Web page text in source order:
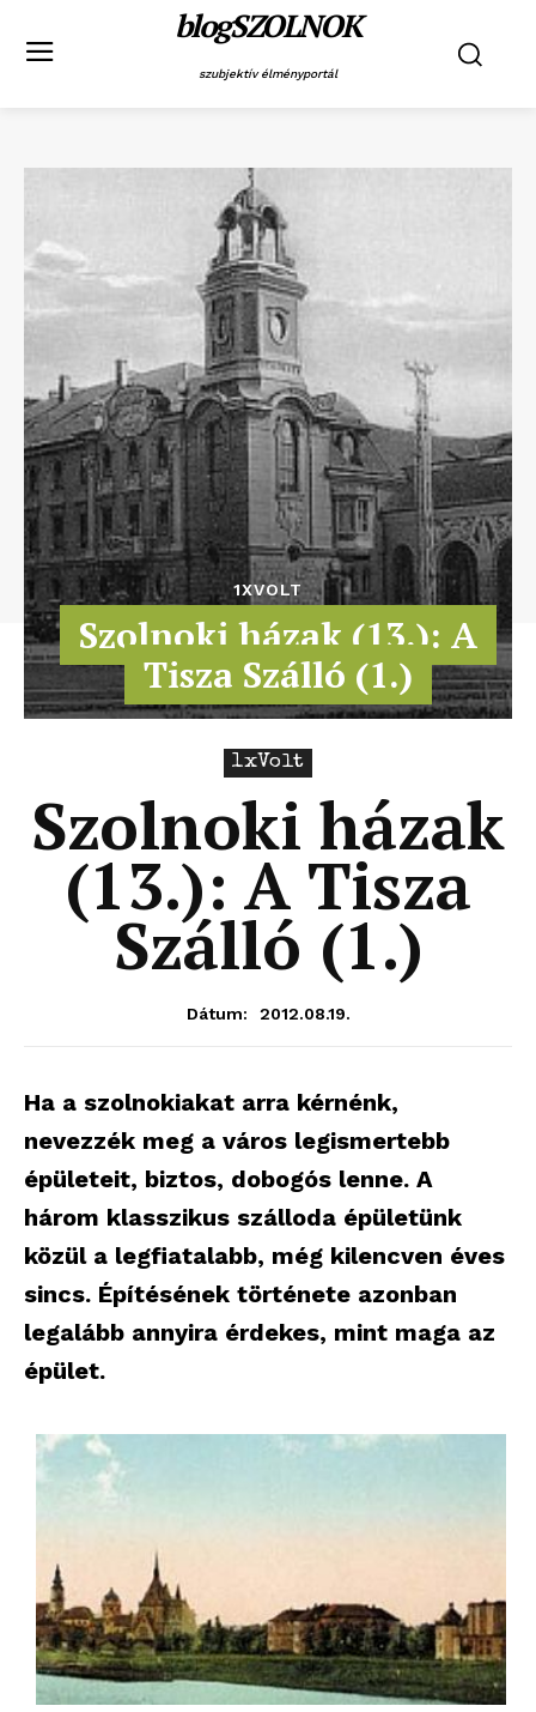
blogSZOLNOK
szubjektív élményportál
1XVOLT
Szolnoki házak (13.): A
Tisza Szálló (1.)
1xVolt
Szolnoki házak
(13.): A Tisza
Szálló (1.)
Dátum: 2012.08.19.
Ha a szolnokiakat arra kérnénk,
nevezzék meg a város legismertebb
épületeit, biztos, dobogós lenne. A
három klasszikus szálloda épületünk
közül a legfiatalabb, még kilencven éves
sincs. Építésének története azonban
legalább annyira érdekes, mint maga az
épület.